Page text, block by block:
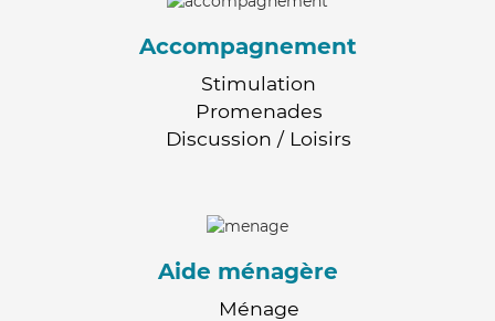
Accompagnement
Stimulation
Promenades
Discussion / Loisirs
Aide ménagère
Ménage